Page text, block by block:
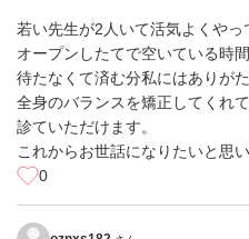
若い先生が2人いて活気よくやっ
オープンしたてで空いている時
待たなくて済む分私にはありがた
全身のバランスを矯正してくれ
診ていただけます。
これからお世話になりたいと思
0